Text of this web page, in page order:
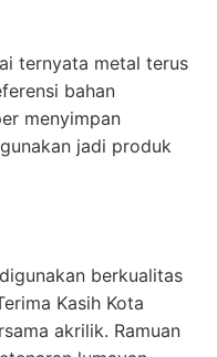
ternyata metal terus
bahan
menyimpan
jadi produk
berkualitas
Kasih Kota
akrilik. Ramuan